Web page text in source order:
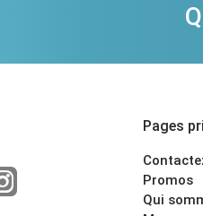
Pages
Promos
Qui